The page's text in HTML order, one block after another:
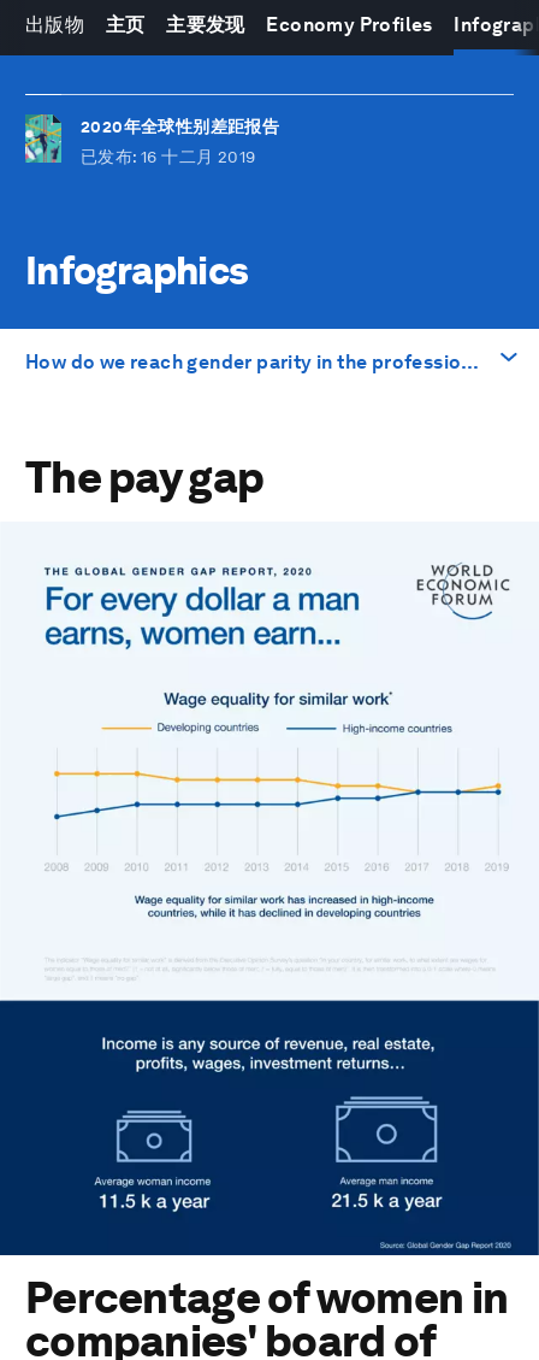
出版物 主页 主要发现 Economy Profiles
2020年全球性别差距报告
已发布: 16 十二月 2019
Infographics
How do we reach gender parity in the professions of the future?
The pay gap
Female education gap
The workplace seniority gap
Women's political empowerment
Share of women in labor force/skilled roles
Violence against women
下载PDF文件
The pay gap
Percentage of women in
companies' board of